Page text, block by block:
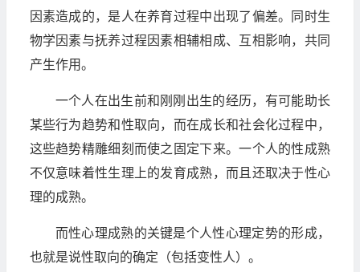
因素造成的，是人在养育过程中出现了偏差。同时生
物学因素与抚养过程因素相辅相成、互相影响，共同
产生作用。
一个人在出生前和刚刚出生的经历，有可能助长
某些行为趋势和性取向，而在成长和社会化过程中，
这些趋势精雕细刻而使之固定下来。一个人的性成熟
不仅意味着性生理上的发育成熟，而且还取决于性心
理的成熟。
而性心理成熟的关键是个人性心理定势的形成，
也就是说性取向的确定（包括变性人）。